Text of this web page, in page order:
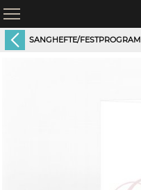
SANGHEFTE/FESTPROGRAM